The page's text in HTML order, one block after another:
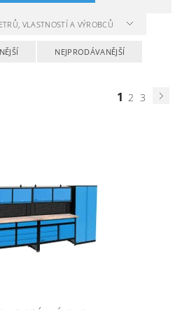
VLASTNOSTÍ A VÝROBCŮ
NEJPRODÁVANĚJŠÍ
1 2 3